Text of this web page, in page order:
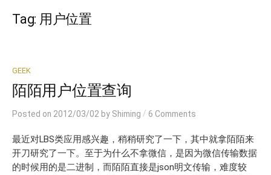
Tag: 用户位置
GEEK
陌陌用户位置查询
Posted on 2012/03/02 by Shiming / 6 Comments
最近对LBS类应用感兴趣，稍稍研究了一下，其中就拿陌陌来
开刀研究了一下。至于为什么不拿微信，是因为微信传输数据
的时候用的是二进制，而陌陌直接是json明文传输，难度较